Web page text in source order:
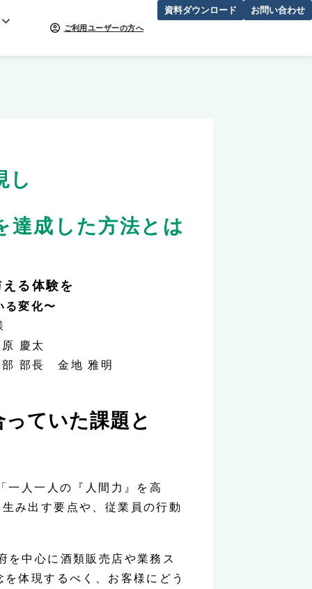
ご利用ユーザーの方へ
資料ダウンロード お問い合わせ
し
達成した方法とは
る体験を
る変化〜
慶太
部長 金地 雅明
ていた課題と
一人一人の『人間力』を高
み出す要点や、従業員の行動
を中心に酒類販売店や業務ス
体現するべく、お客様にどう